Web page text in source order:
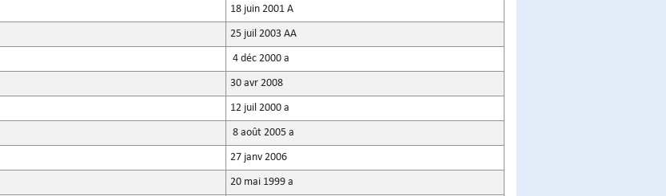
18 juin 2001 A
25 juil 2003 AA
4 déc 2000 a
30 avr 2008
12 juil 2000 a
8 août 2005 a
27 janv 2006
20 mai 1999 a